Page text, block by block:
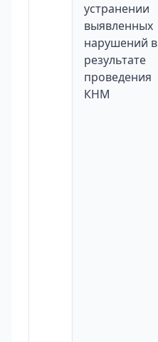
устранении
выявленных
нарушений в
результате
проведения
КНМ